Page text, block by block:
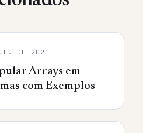
DE 2021
Arrays em
com Exemplos